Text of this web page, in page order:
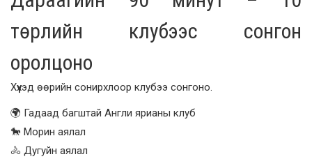
төрлийн клубээс сонгон
оролцоно
Хүүхэд өөрийн сонирхлоор клубээ сонгоно.
🌍 Гадаад багштай Англи ярианы клуб
🐎 Морин аялал
🚴 Дугуйн аялал